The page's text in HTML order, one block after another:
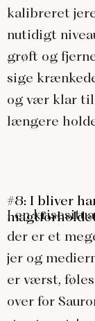
kalibreret
nutidigt
grøft og
sige
og vær klar
længere
#8: I bliver
I en
der er et
jer og
er værst,
over for